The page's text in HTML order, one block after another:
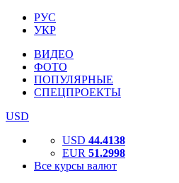
РУС
УКР
ВИДЕО
ФОТО
ПОПУЛЯРНЫЕ
СПЕЦПРОЕКТЫ
USD
USD 44.4138
EUR 51.2998
Все курсы валют